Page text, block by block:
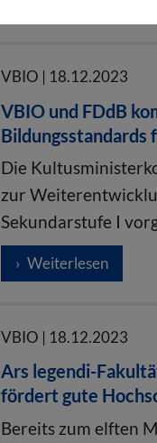
VBIO | 18.12.2023
VBIO und FDdB
Bildungsstandards
Die
zur
Sekundarstufe I
Weiterlesen
VBIO | 18.12.2023
Ars legendi-
fördert gute
Bereits zum elften